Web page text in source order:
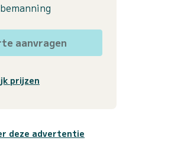
aanvragen
prijzen
deze advertentie